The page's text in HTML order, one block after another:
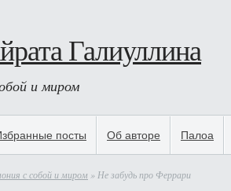
Галиуллина
и миром
посты Об авторе Палоа
с собой и миром » Не забудь про Феррари